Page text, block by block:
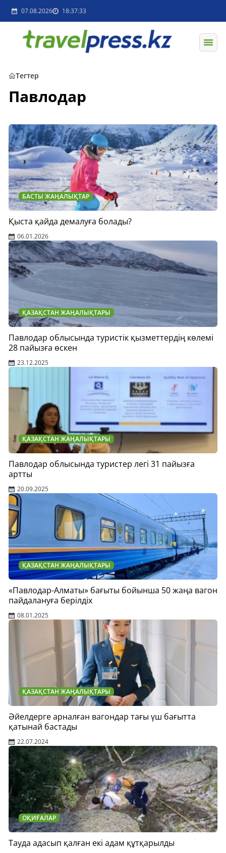
07.08.2026 18:37:33
Тегтер
Павлодар
БАСТЫ ЖАҢАЛЫҚТАР
Қыста қайда демалуға болады?
06.01.2026
ҚАЗАҚСТАН ЖАҢАЛЫҚТАРЫ
Павлодар облысында туристік қызметтердің көлемі
28 пайызға өскен
23.12.2025
ҚАЗАҚСТАН ЖАҢАЛЫҚТАРЫ
Павлодар облысында туристер легі 31 пайызға
артты
20.09.2025
ҚАЗАҚСТАН ЖАҢАЛЫҚТАРЫ
«Павлодар-Алматы» бағыты бойынша 50 жаңа вагон
пайдалануға берілдіх
08.01.2025
ҚАЗАҚСТАН ЖАҢАЛЫҚТАРЫ
Әйелдерге арналған вагондар тағы үш бағытта
қатынай бастады
22.07.2024
ОҚИҒАЛАР
Тауда адасып қалған екі адам құтқарылды